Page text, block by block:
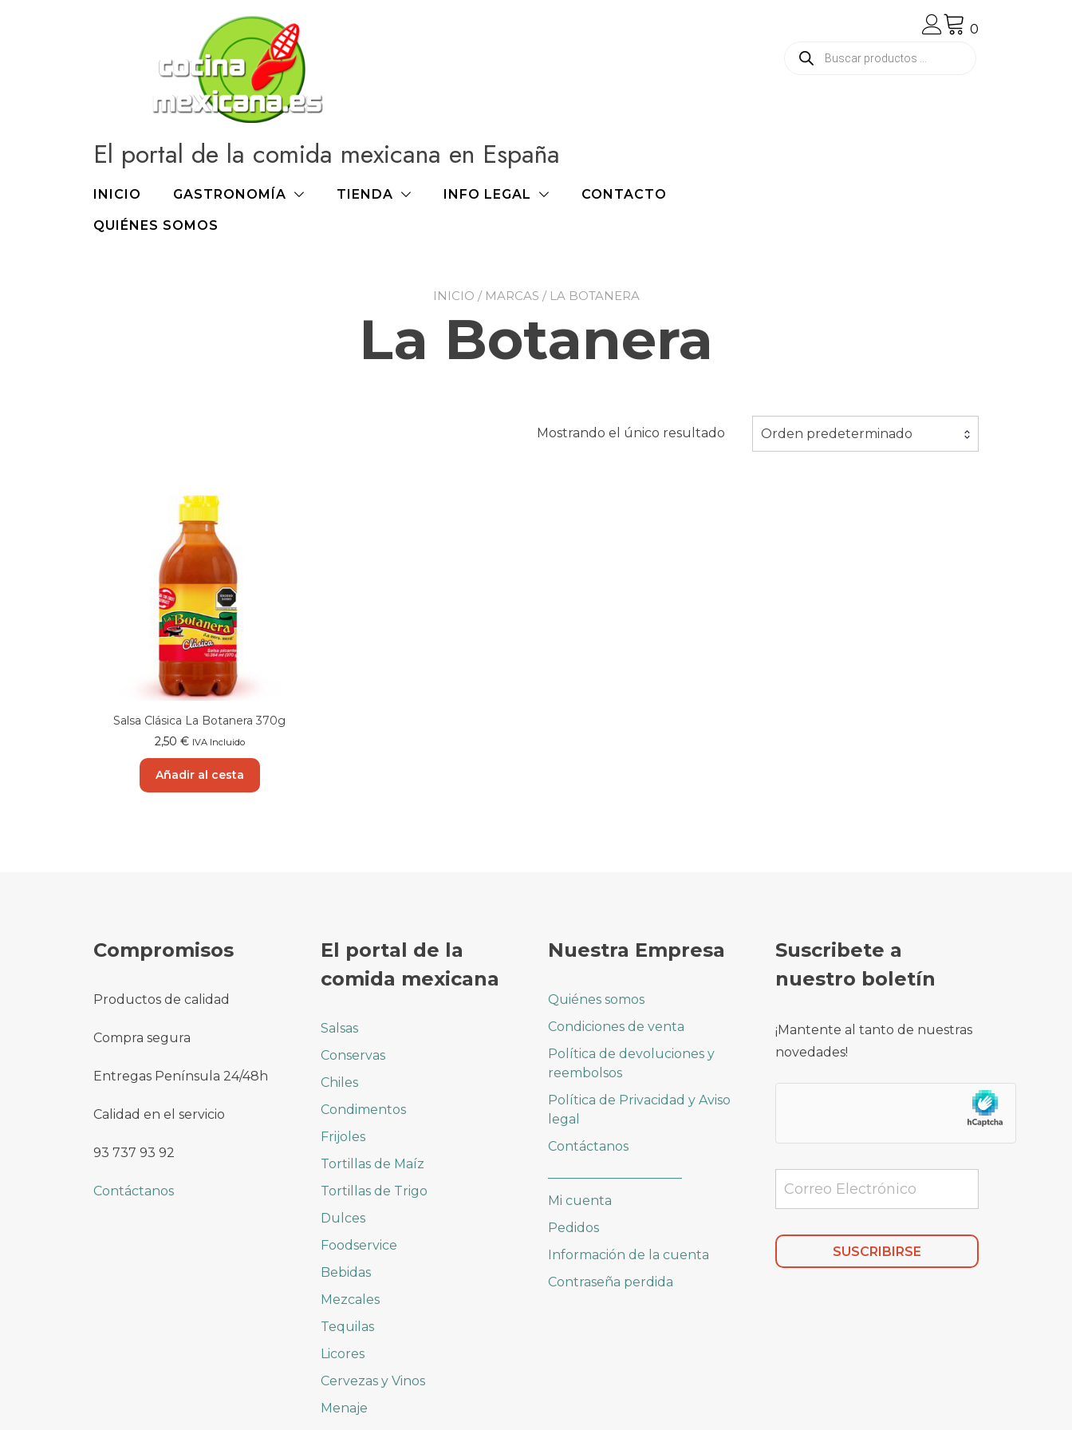
El portal de la comida mexicana en España
INICIO GASTRONOMÍA TIENDA INFO LEGAL CONTACTO
QUIÉNES SOMOS
0
Búsqueda
de
INICIO / MARCAS / LA BOTANERA
La Botanera
Mostrando el único resultado Orden predeterminado
Salsa Clásica La Botanera 370g
2,50 € IVA Incluido
Añadir al cesta
Compromisos
Productos de calidad
Compra segura
Entregas Península 24/48h
Calidad en el servicio
93 737 93 92
Contáctanos
El portal de la
comida mexicana
Salsas
Conservas
Chiles
Condimentos
Frijoles
Tortillas de Maíz
Tortillas de Trigo
Dulces
Foodservice
Bebidas
Mezcales
Tequilas
Licores
Cervezas y Vinos
Menaje
Nuestra Empresa
Quiénes somos
Condiciones de venta
Política de devoluciones y
reembolsos
Política de Privacidad y Aviso
legal
Contáctanos
Mi cuenta
Pedidos
Información de la cuenta
Contraseña perdida
Suscribete a
nuestro boletín
¡Mantente al tanto de nuestras
novedades!